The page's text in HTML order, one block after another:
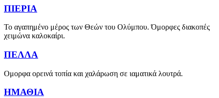
ΠΙΕΡΙΑ
Το αγαπημένο μέρος των Θεών του Ολύμπου. Όμορφες διακοπές
χειμώνα καλοκαίρι.
ΠΕΛΛΑ
Ομορφα ορεινά τοπία και χαλάρωση σε ιαματικά λουτρά.
ΗΜΑΘΙΑ